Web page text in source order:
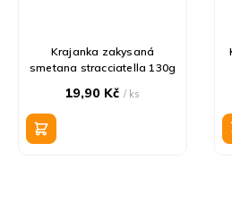
Krajanka zakysaná
smetana stracciatella 130g
19,90 Kč/ ks